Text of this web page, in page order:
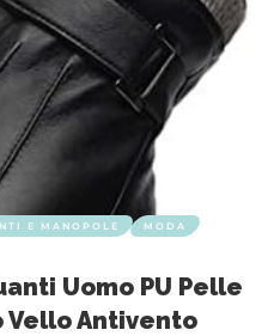
E MANOPOLE
MODA
Uomo PU Pelle
Vello Antivento